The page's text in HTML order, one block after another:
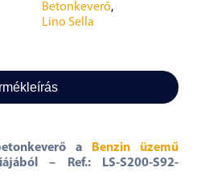
Betonkeverő,
Lino Sella
a Benzin üzemű
– Ref.: LS-S200-S92-